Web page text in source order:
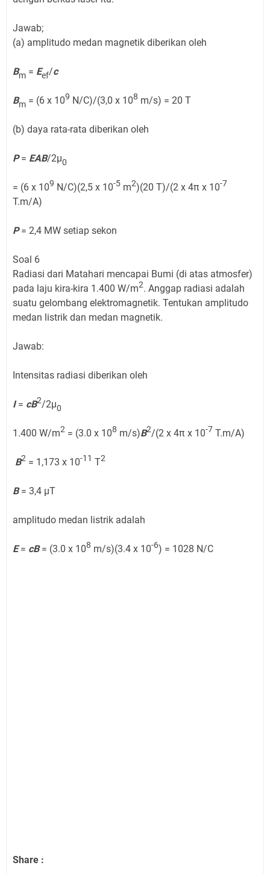
Jawab;
(a) amplitudo medan magnetik diberikan oleh
Bm = Eef/c
Bm = (6 x 109 N/C)/(3,0 x 108 m/s) = 20 T
(b) daya rata-rata diberikan oleh
P= EAB/2µ0
= (6 x 109 N/C)(2,5 x 10-5 m2)(20 T)/(2 x 4π x 10-7
T.m/A)
P= 2,4 MW setiap sekon
Soal 6
Radiasi dari Matahari mencapai Bumi (di atas atmosfer)
pada laju kira-kira 1.400 W/m2. Anggap radiasi adalah
suatu gelombang elektromagnetik. Tentukan amplitudo
medan listrik dan medan magnetik.
Jawab:
Intensitas radiasi diberikan oleh
I= cB2/2µ0
1.400 W/m2 = (3.0 x 108 m/s)B2/(2 x 4π x 10-7 T.m/A)
B2 = 1,173 x 10-11 T2
B= 3,4 µT
amplitudo medan listrik adalah
E= cB= (3.0 x 108 m/s)(3.4 x 10-6) = 1028 N/C
Share :